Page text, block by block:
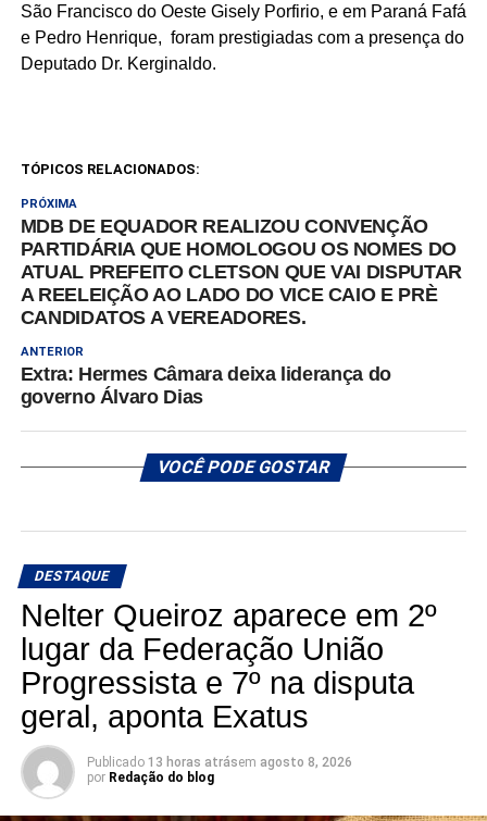
São Francisco do Oeste Gisely Porfirio, e em Paraná Fafá
e Pedro Henrique, foram prestigiadas com a presença do
Deputado Dr. Kerginaldo.
TÓPICOS RELACIONADOS:
PRÓXIMA
MDB DE EQUADOR REALIZOU CONVENÇÃO
PARTIDÁRIA QUE HOMOLOGOU OS NOMES DO
ATUAL PREFEITO CLETSON QUE VAI DISPUTAR
A REELEIÇÃO AO LADO DO VICE CAIO E PRÈ
CANDIDATOS A VEREADORES.
ANTERIOR
Extra: Hermes Câmara deixa liderança do
governo Álvaro Dias
VOCÊ PODE GOSTAR
DESTAQUE
Nelter Queiroz aparece em 2º
lugar da Federação União
Progressista e 7º na disputa
geral, aponta Exatus
Publicado 13 horas atrásem agosto 8, 2026
por Redação do blog